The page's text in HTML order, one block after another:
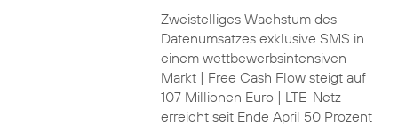
Zweistelliges Wachstum des
Datenumsatzes exklusive SMS in
einem wettbewerbsintensiven
Markt | Free Cash Flow steigt auf
107 Millionen Euro | LTE-Netz
erreicht seit Ende April 50 Prozent